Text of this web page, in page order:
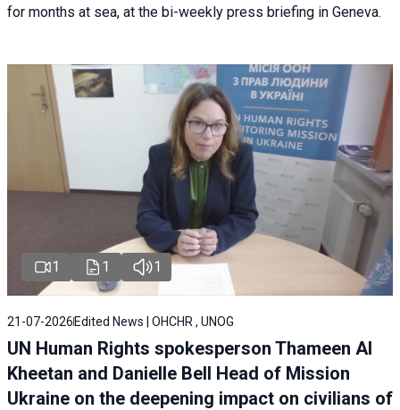
for months at sea, at the bi-weekly press briefing in Geneva.
1 1 1
21-07-2026 Edited News | OHCHR , UNOG
UN Human Rights spokesperson Thameen Al
Kheetan and Danielle Bell Head of Mission
Ukraine on the deepening impact on civilians of